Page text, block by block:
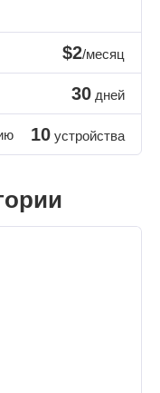
$2/месяц
30 дней
10 устройства